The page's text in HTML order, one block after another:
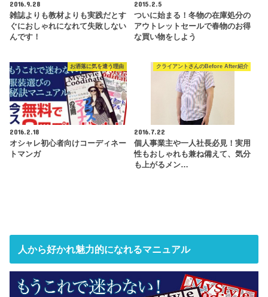
2016.9.28
雑誌よりも教材よりも実践だとす
ぐにおしゃれになれて失敗しない
んです！
2015.2.5
ついに始まる！冬物の在庫処分の
アウトレットセールで春物のお得
な買い物をしよう
お洒落に気を遣う理由
2016.2.18
オシャレ初心者向けコーディネー
トマンガ
クライアントさんのBefore After紹介
2016.7.22
個人事業主や一人社長必見！実用
性もおしゃれも兼ね備えて、気分
も上がるメン…
人から好かれ魅力的になれるマニュアル